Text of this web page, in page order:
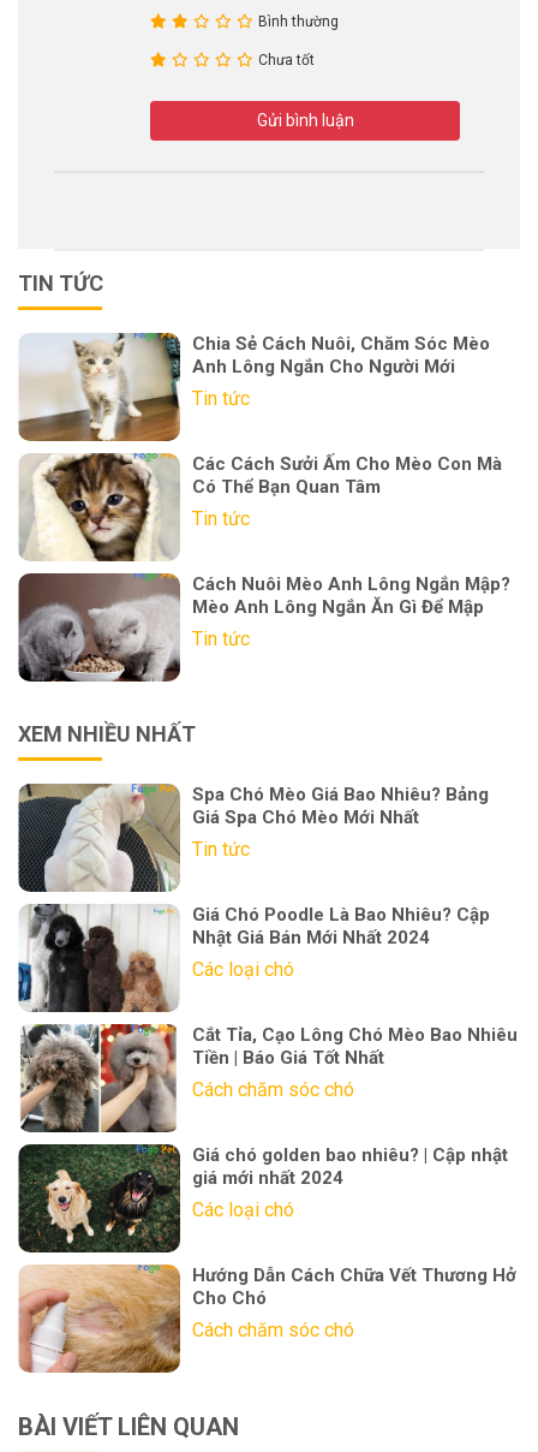
Bình thường
Chưa tốt
Gửi bình luận
TIN TỨC
Chia Sẻ Cách Nuôi, Chăm Sóc Mèo
Anh Lông Ngắn Cho Người Mới
Tin tức
Các Cách Sưởi Ấm Cho Mèo Con Mà
Có Thể Bạn Quan Tâm
Tin tức
Cách Nuôi Mèo Anh Lông Ngắn Mập?
Mèo Anh Lông Ngắn Ăn Gì Để Mập
Tin tức
XEM NHIỀU NHẤT
Spa Chó Mèo Giá Bao Nhiêu? Bảng
Giá Spa Chó Mèo Mới Nhất
Tin tức
Giá Chó Poodle Là Bao Nhiêu? Cập
Nhật Giá Bán Mới Nhất 2024
Các loại chó
Cắt Tỉa, Cạo Lông Chó Mèo Bao Nhiêu
Tiền | Báo Giá Tốt Nhất
Cách chăm sóc chó
Giá chó golden bao nhiêu? | Cập nhật
giá mới nhất 2024
Các loại chó
Hướng Dẫn Cách Chữa Vết Thương Hở
Cho Chó
Cách chăm sóc chó
BÀI VIẾT LIÊN QUAN